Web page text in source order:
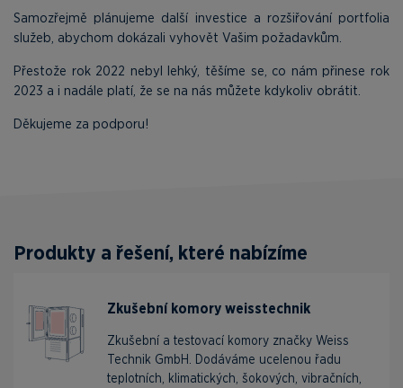
Samozřejmě plánujeme další investice a rozšiřování portfolia
služeb, abychom dokázali vyhovět Vašim požadavkům.
Přestože rok 2022 nebyl lehký, těšíme se, co nám přinese rok
2023 a i nadále platí, že se na nás můžete kdykoliv obrátit.
Děkujeme za podporu!
Produkty a řešení, které nabízíme
Zkušební komory weisstechnik
Zkušební a testovací komory značky Weiss
Technik GmbH. Dodáváme ucelenou řadu
teplotních, klimatických, šokových, vibračních,